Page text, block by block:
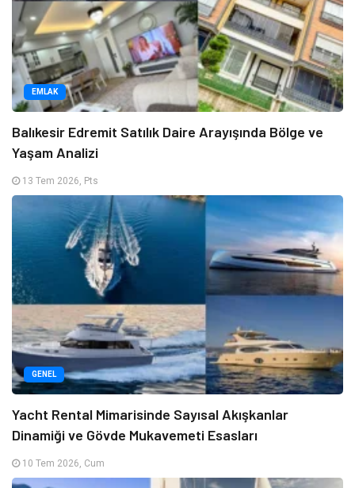
EMLAK
Balıkesir Edremit Satılık Daire Arayışında Bölge ve
Yaşam Analizi
13 Tem 2026, Pts
GENEL
Yacht Rental Mimarisinde Sayısal Akışkanlar
Dinamiği ve Gövde Mukavemeti Esasları
10 Tem 2026, Cum